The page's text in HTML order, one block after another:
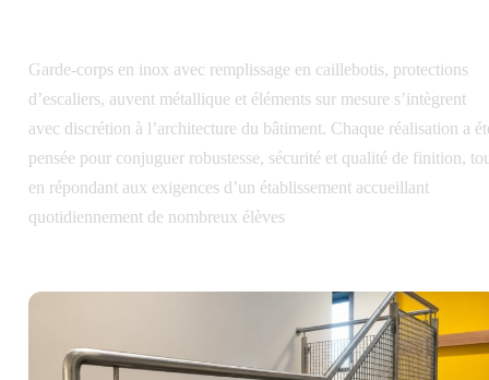
Garde-corps en inox avec remplissage en caillebotis, protections
d’escaliers, auvent métallique et éléments sur mesure s’intègrent
avec discrétion à l’architecture du bâtiment. Chaque réalisation a
pensée pour conjuguer robustesse, sécurité et qualité de finition,
en répondant aux exigences d’un établissement accueillant
quotidiennement de nombreux élèves